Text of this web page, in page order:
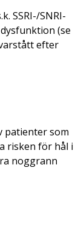
SSRI-/SNRI-
(se
efter
patienter som
risken för hål i
noggrann